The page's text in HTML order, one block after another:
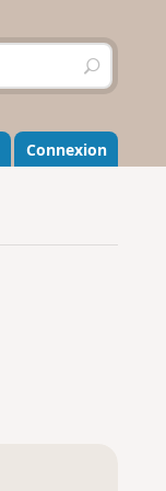
R
e
h
e
r
r
Connexion